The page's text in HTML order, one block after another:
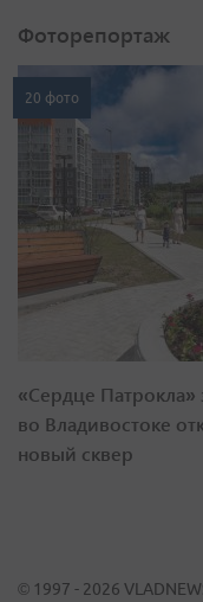
Фоторепортаж
20 фото
«Сердце Патрокла»
во Владивостоке
новый сквер
© 1997 - 2026